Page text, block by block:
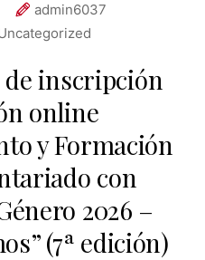
admin6037
inscripción
online
y Formación
con
2026 –
(7ª edición)